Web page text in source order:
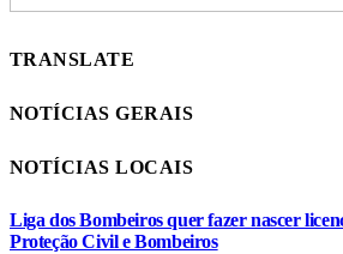
TRANSLATE
NOTÍCIAS GERAIS
NOTÍCIAS LOCAIS
Liga dos Bombeiros quer fazer nascer
Proteção Civil e Bombeiros